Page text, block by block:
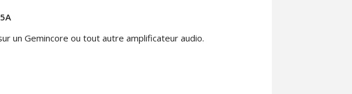
un Gemincore ou tout autre amplificateur audio.